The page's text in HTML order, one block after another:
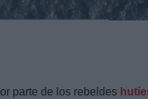
parte de los rebeldes